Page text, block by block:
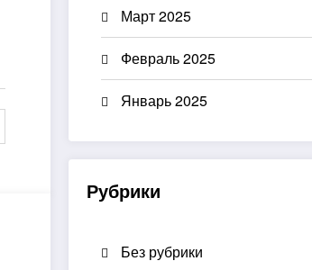
Март 2025
Февраль 2025
Январь 2025
Рубрики
Без рубрики